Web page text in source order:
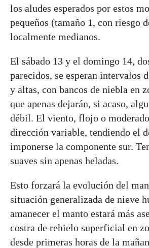
los aludes esperados por estos
pequeños (tamaño 1, con riesgo
localmente medianos.
El sábado 13 y el domingo 14,
parecidos, se esperan intervalos
y altas, con bancos de niebla en
que apenas dejarán, si acaso,
débil. El viento, flojo o
dirección variable, tendiendo el
imponerse la componente sur.
suaves sin apenas heladas.
Esto forzará la evolución del
situación generalizada de nieve
amanecer el manto estará más
costra de rehielo superficial en
desde primeras horas de la